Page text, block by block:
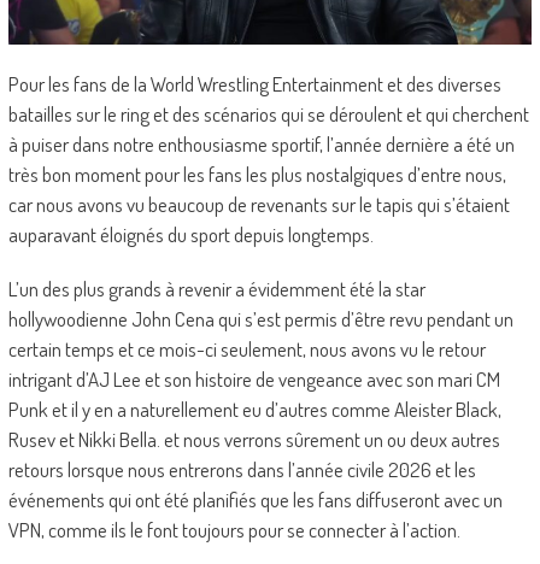
Pour les fans de la World Wrestling Entertainment et des diverses
batailles sur le ring et des scénarios qui se déroulent et qui cherchent
à puiser dans notre enthousiasme sportif, l’année dernière a été un
très bon moment pour les fans les plus nostalgiques d’entre nous,
car nous avons vu beaucoup de revenants sur le tapis qui s’étaient
auparavant éloignés du sport depuis longtemps.
L’un des plus grands à revenir a évidemment été la star
hollywoodienne John Cena qui s’est permis d’être revu pendant un
certain temps et ce mois-ci seulement, nous avons vu le retour
intrigant d’AJ Lee et son histoire de vengeance avec son mari CM
Punk et il y en a naturellement eu d’autres comme Aleister Black,
Rusev et Nikki Bella. et nous verrons sûrement un ou deux autres
retours lorsque nous entrerons dans l’année civile 2026 et les
événements qui ont été planifiés que les fans diffuseront avec un
VPN, comme ils le font toujours pour se connecter à l’action.